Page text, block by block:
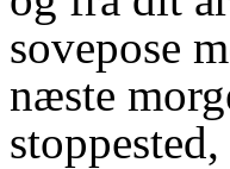
sovepose
næste